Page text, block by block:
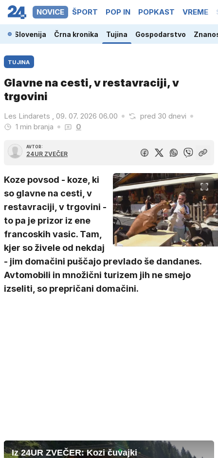
NOVICE ŠPORT POP IN POPKAST VREME
Slovenija Črna kronika Tujina Gospodarstvo
TUJINA
Glavne na cesti, v restavraciji, v
trgovini
Les Lindarets , 09. 07. 2026 06.00
pred 30 dnevi
1 min branja
0
AVTOR:
24UR ZVEČER
Koze povsod - koze, ki
so glavne na cesti, v
restavraciji, v trgovini -
to pa je prizor iz ene
francoskih vasic. Tam,
kjer so živele od nekdaj
- jim domačini puščajo prevlado še dandanes.
Avtomobili in množični turizem jih ne smejo
izseliti, so prepričani domačini.
Iz 24UR ZVEČER: Kozi čuvajki